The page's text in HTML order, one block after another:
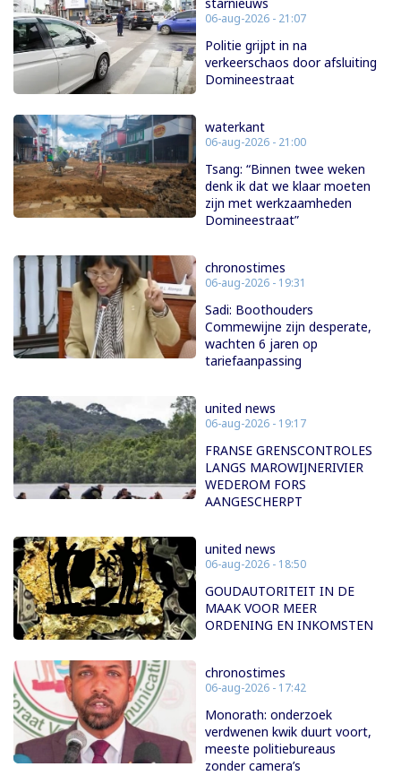
06-aug-2026 - 21:07
Politie grijpt in na
verkeerschaos door afsluiting
Domineestraat
waterkant
06-aug-2026 - 21:00
Tsang: “Binnen twee weken
denk ik dat we klaar moeten
zijn met werkzaamheden
Domineestraat”
chronostimes
06-aug-2026 - 19:31
Sadi: Boothouders
Commewijne zijn desperate,
wachten 6 jaren op
tariefaanpassing
united news
06-aug-2026 - 19:17
FRANSE GRENSCONTROLES
LANGS MAROWIJNERIVIER
WEDEROM FORS
AANGESCHERPT
united news
06-aug-2026 - 18:50
GOUDAUTORITEIT IN DE
MAAK VOOR MEER
ORDENING EN INKOMSTEN
chronostimes
06-aug-2026 - 17:42
Monorath: onderzoek
verdwenen kwik duurt voort,
meeste politiebureaus
zonder camera’s